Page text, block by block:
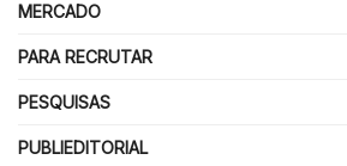
MERCADO
PARA RECRUTAR
PESQUISAS
PUBLIEDITORIAL